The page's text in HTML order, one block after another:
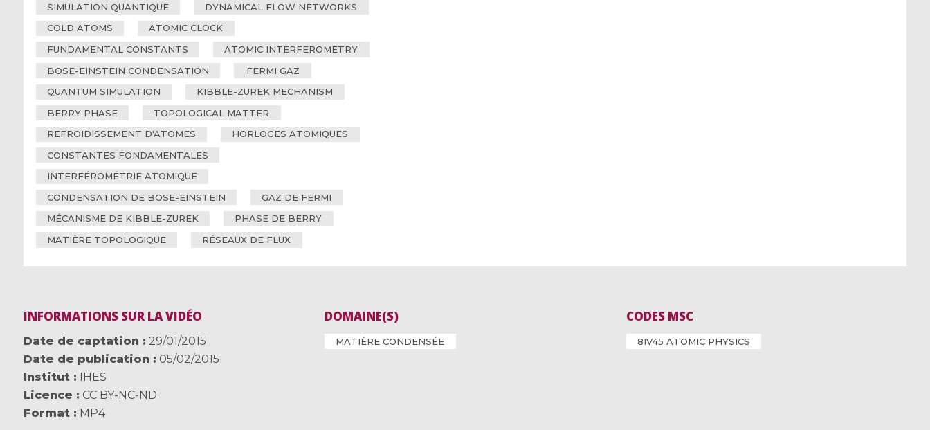
SIMULATION QUANTIQUE
DYNAMICAL FLOW NETWORKS
COLD ATOMS
ATOMIC CLOCK
FUNDAMENTAL CONSTANTS
ATOMIC INTERFEROMETRY
BOSE-EINSTEIN CONDENSATION
FERMI GAZ
QUANTUM SIMULATION
KIBBLE-ZUREK MECHANISM
BERRY PHASE
TOPOLOGICAL MATTER
REFROIDISSEMENT D'ATOMES
HORLOGES ATOMIQUES
CONSTANTES FONDAMENTALES
INTERFÉROMÉTRIE ATOMIQUE
CONDENSATION DE BOSE-EINSTEIN
GAZ DE FERMI
MÉCANISME DE KIBBLE-ZUREK
PHASE DE BERRY
MATIÈRE TOPOLOGIQUE
RÉSEAUX DE FLUX
INFORMATIONS SUR LA VIDÉO
Date de captation
29/01/2015
Date de publication
05/02/2015
Institut
IHES
Licence
CC BY-NC-ND
Format
MP4
DOMAINE(S)
MATIÈRE CONDENSÉE
CODES MSC
81V45 ATOMIC PHYSICS